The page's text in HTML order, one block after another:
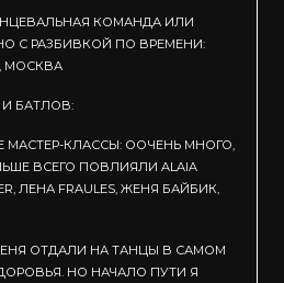
КОМАНДА ИЛИ
С РАЗБИВКОЙ ПО ВРЕМЕНИ:
МОСКВА
БАТЛОВ:
КЛАССЫ: ООЧЕНЬ МНОГО,
ВСЕГО ПОВЛИЯЛИ ALAIA
ЛЕНА FRAULES, ЖЕНЯ БАЙБИК,
ОТДАЛИ НА ТАНЦЫ В САМОМ
НО НАЧАЛО ПУТИ Я